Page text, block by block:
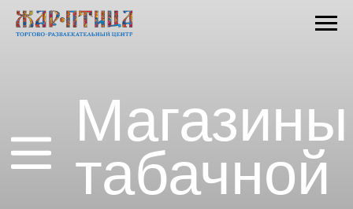
табачной
продукции